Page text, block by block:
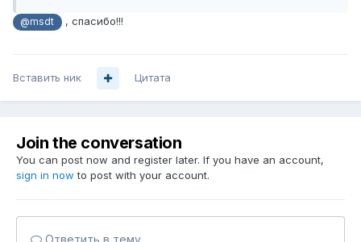
@msdt , спасибо!!!
Вставить ник Цитата
Join the conversation
You can post now and register later. If you have an account,
sign in now to post with your account.